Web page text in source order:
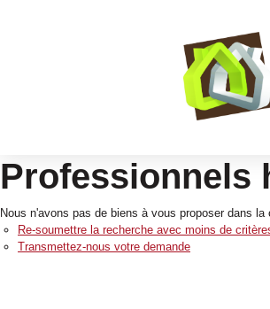
Professionnels
Nous n'avons pas de biens à vous proposer dans
Re-soumettre la recherche avec moins de
Transmettez-nous votre demande